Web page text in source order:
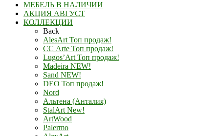
МЕБЕЛЬ В НАЛИЧИИ
АКЦИЯ АВГУСТ
КОЛЛЕКЦИИ
Back
AlesArt Топ продаж!
СС Arte Топ продаж!
Lugos’Art Топ продаж!
Madeira NEW!
Sand NEW!
DEO Топ продаж!
Nord
Альтена (Анталия)
StalArt New!
ArtWood
Palermo